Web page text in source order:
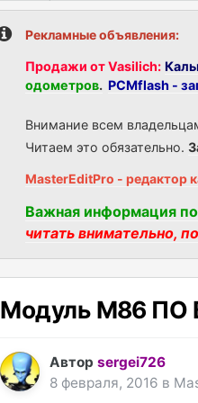
Рекламные объявления:
Продажи от Vasilich:
одометров. PCMflash -
Внимание всем
Читаем это обязательно.
MasterEditPro - редактор
Важная информация по
читать внимательно,
Модуль М86 ПО
Авторsergei726
8 февраля, 2016 в